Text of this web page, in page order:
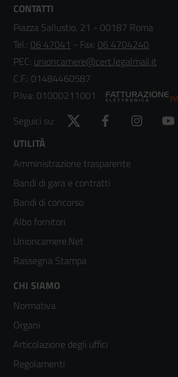
CONTATTI
Piazza Sallustio, 21 - 00187 Roma
Tel.: 06 47041 - Fax: 06 4704240
PEC: unioncamere@cert.legalmail.it
C.F.: 01484460587
P.Iva: 01000211001
Seguici su:
Twitter Facebook Instagram
Footer
menù
colonna
2
UTILITÀ
Amministrazione trasparente
Bandi di gara e contratti
Bandi di concorso
Albo fornitori
Unioncamere.Net
Rassegna Stampa
Footer
menù
colonna
3
CHI SIAMO
Normativa
Organi
Articolazione degli uffici
Regolamenti